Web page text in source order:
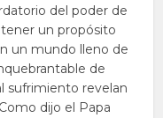
del poder de
un propósito
un mundo lleno de
de
sufrimiento revelan
dijo el Papa